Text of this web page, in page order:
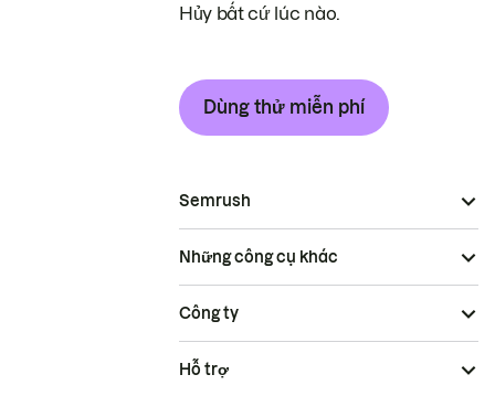
Hủy bất cứ lúc nào.
Dùng thử miễn phí
Semrush
Những công cụ khác
Công ty
Hỗ trợ